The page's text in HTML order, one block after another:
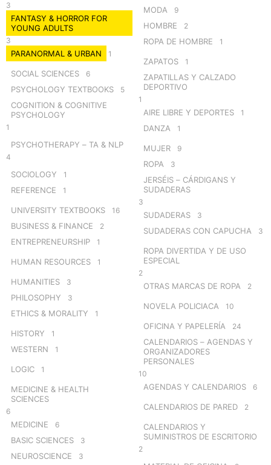
3
FANTASY & HORROR FOR
YOUNG ADULTS
3
PARANORMAL & URBAN 1
SOCIAL SCIENCES 6
PSYCHOLOGY TEXTBOOKS 5
COGNITION & COGNITIVE
PSYCHOLOGY
1
PSYCHOTHERAPY – TA & NLP
4
SOCIOLOGY 1
REFERENCE 1
UNIVERSITY TEXTBOOKS 16
BUSINESS & FINANCE 2
ENTREPRENEURSHIP 1
HUMAN RESOURCES 1
HUMANITIES 3
PHILOSOPHY 3
ETHICS & MORALITY 1
HISTORY 1
WESTERN 1
LOGIC 1
MEDICINE & HEALTH
SCIENCES
6
MEDICINE 6
BASIC SCIENCES 3
NEUROSCIENCE 3
MODA 9
HOMBRE 2
ROPA DE HOMBRE 1
ZAPATOS 1
ZAPATILLAS Y CALZADO
DEPORTIVO
1
AIRE LIBRE Y DEPORTES 1
DANZA 1
MUJER 9
ROPA 3
JERSÉIS – CÁRDIGANS Y
SUDADERAS
3
SUDADERAS 3
SUDADERAS CON CAPUCHA 3
ROPA DIVERTIDA Y DE USO
ESPECIAL
2
OTRAS MARCAS DE ROPA 2
NOVELA POLICIACA 10
OFICINA Y PAPELERÍA 24
CALENDARIOS – AGENDAS Y
ORGANIZADORES
PERSONALES
10
AGENDAS Y CALENDARIOS 6
CALENDARIOS DE PARED 2
CALENDARIOS Y
SUMINISTROS DE ESCRITORIO
2